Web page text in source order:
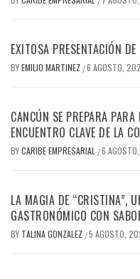
EXITOSA PRESENTACIÓN
BYEMILIO MARTINEZ /6 AGOSTO,
CANCÚN SE PREPARA
ENCUENTRO CLAVE DE LA
BYCARIBE EMPRESARIAL /6
LA MAGIA DE “CRISTINA”,
GASTRONÓMICO CON
BY TALINA GONZALEZ /5 AGOSTO,